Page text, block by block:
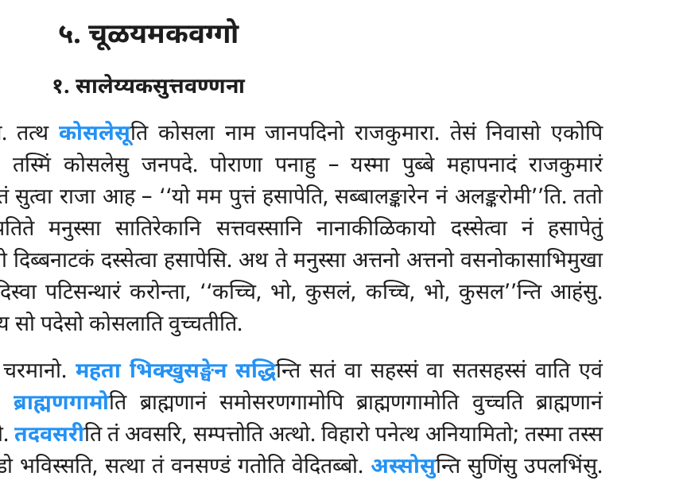
५. चूळयमकवग्गो
१. सालेय्यकसुत्तवण्णना
तत्थकोसलेसूति कोसला नाम जानपदिनो राजकुमारा. तेसं निवासो एकोपि
तस्मिं कोसलेसु जनपदे. पोराणा पनाहु – यस्मा पुब्बे महापनादं राजकुमारं
सुत्वा राजा आह – ‘‘यो मम पुत्तं हसापेति, सब्बालङ्कारेन नं अलङ्करोमी’’ति. ततो
मनुस्सा सातिरेकानि सत्तवस्सानि नानाकीळिकायो दस्सेत्वा नं हसापेतुं
दस्सेत्वा हसापेसि. अथ ते मनुस्सा अत्तनो अत्तनो वसनोकासाभिमुखा
पटिसन्थारं करोन्ता, ‘‘कच्चि, भो, कुसलं, कच्चि, भो, कुसल’’न्ति आहंसु.
पदेसो कोसलाति वुच्चतीति.
महता भिक्खुसङ्घेन सद्धिन्ति सतं वा सहस्सं वा सतसहस्सं वाति एवं
ब्राह्मणगामोति ब्राह्मणानं समोसरणगामोपि ब्राह्मणगामोति वुच्चति ब्राह्मणानं
तदवसरीति तं अवसरि, सम्पत्तोति अत्थो. विहारो पनेत्थ अनियामितो; तस्मा तस्स
भविस्सति, सत्था तं वनसण्डं गतोति वेदितब्बो. अस्सोसुन्ति सुणिंसु उपलभिंसु.